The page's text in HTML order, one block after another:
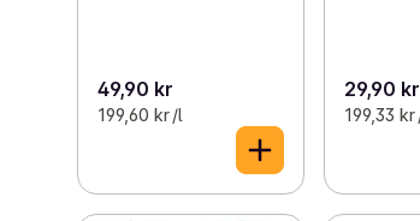
49,90 kr
199,60 kr /l
29,90 kr
199,33 kr